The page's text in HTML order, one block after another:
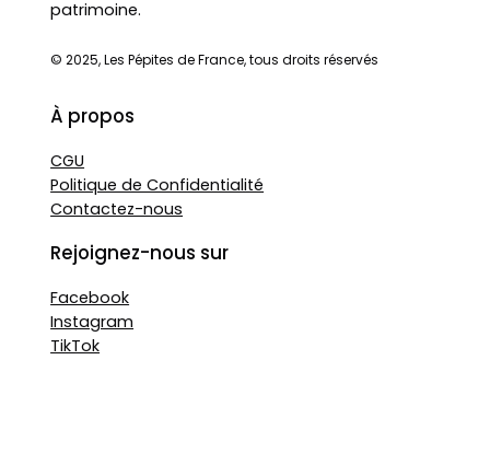
patrimoine.
© 2025, Les Pépites de France, tous droits réservés
À propos
CGU
Politique de Confidentialité
Contactez-nous
Rejoignez-nous sur
Facebook
Instagram
TikTok